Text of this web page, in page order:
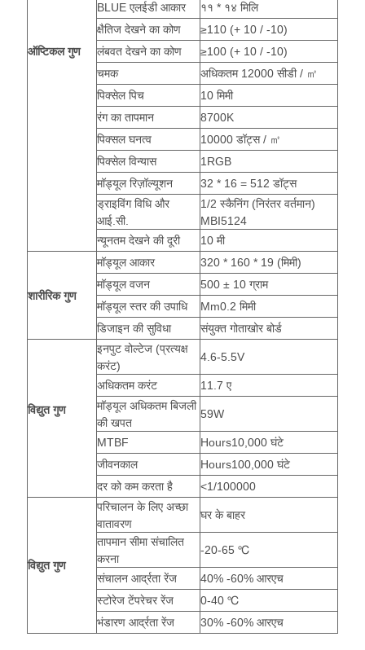
ऑप्टिकल गुण
BLUE एलईडी आकार
११ * १४ मिलि
क्षैतिज देखने का कोण
≥110 (+ 10 / -10)
लंबवत देखने का कोण
≥100 (+ 10 / -10)
चमक
अधिकतम 12000 सीडी / ㎡
पिक्सेल पिच
10 मिमी
रंग का तापमान
8700K
पिक्सल घनत्व
10000 डॉट्स / ㎡
पिक्सेल विन्यास
1RGB
मॉड्यूल रिज़ॉल्यूशन
32 * 16 = 512 डॉट्स
ड्राइविंग विधि और
आई.सी.
1/2 स्कैनिंग (निरंतर वर्तमान)
MBI5124
न्यूनतम देखने की दूरी
10 मी
शारीरिक गुण
मॉड्यूल आकार
320 * 160 * 19 (मिमी)
मॉड्यूल वजन
500 ± 10 ग्राम
मॉड्यूल स्तर की उपाधि
Mm0.2 मिमी
डिजाइन की सुविधा
संयुक्त गोताखोर बोर्ड
विद्युत गुण
इनपुट वोल्टेज (प्रत्यक्ष
करंट)
4.6-5.5V
अधिकतम करंट
11.7 ए
मॉड्यूल अधिकतम बिजली
की खपत
59W
MTBF
Hours10,000 घंटे
जीवनकाल
Hours100,000 घंटे
दर को कम करता है
<1/100000
विद्युत गुण
परिचालन के लिए अच्छा
वातावरण
घर के बाहर
तापमान सीमा संचालित
करना
-20-65 ℃
संचालन आर्द्रता रेंज
40% -60% आरएच
स्टोरेज टेंपरेचर रेंज
0-40 ℃
भंडारण आर्द्रता रेंज
30% -60% आरएच